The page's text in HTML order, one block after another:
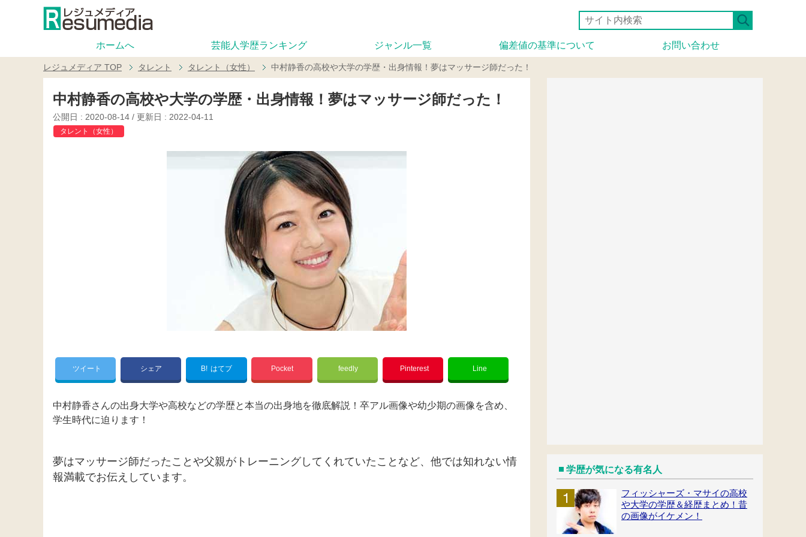
ホームへ 芸能人学歴ランキング ジャンル一覧 偏差値の基準について お問い合わせ
レジュメディア TOP タレント タレント（女性） 中村静香の高校や大学の学歴・出身情報！夢はマッサージ師だった！
中村静香の高校や大学の学歴・出身情報！夢はマッサージ師だった！
公開日 : 2020-08-14 / 更新日 : 2022-04-11
タレント（女性）
ツイート シェア B! はてブ Pocket feedly Pinterest Line
中村静香さんの出身大学や高校などの学歴と本当の出身地を徹底解説！卒アル画像や幼少期の画像を含め、
学生時代に迫ります！
夢はマッサージ師だったことや父親がトレーニングしてくれていたことなど、他では知れない情
報満載でお伝えしています。
学歴が気になる有名人
フィッシャーズ・マサイの高校
や大学の学歴＆経歴まとめ！昔
の画像がイケメン！